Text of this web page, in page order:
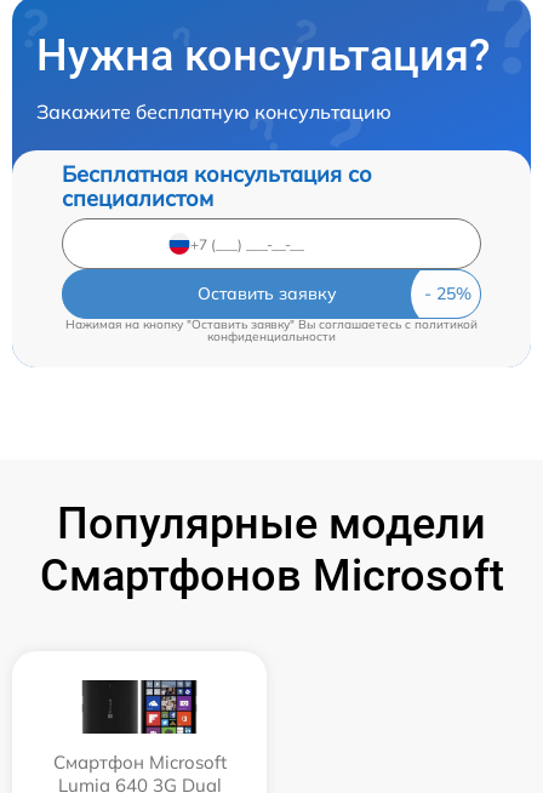
Нужна консультация?
Закажите бесплатную консультацию
Бесплатная консультация со
специалистом
Оставить заявку
Нажимая на кнопку "Оставить заявку" Вы соглашаетесь c политикой
конфиденциальности
Популярные модели
Смартфонов Microsoft
Смартфон Microsoft
Lumia 640 3G Dual